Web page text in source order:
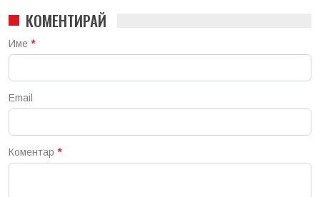
КОМЕНТИРАЙ
Име *
Email
Коментар *